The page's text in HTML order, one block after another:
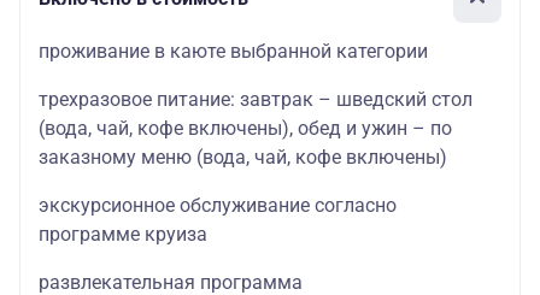
проживание в каюте выбранной категории
трехразовое питание: завтрак – шведский стол
(вода, чай, кофе включены), обед и ужин – по
заказному меню (вода, чай, кофе включены)
экскурсионное обслуживание согласно
программе круиза
развлекательная программа